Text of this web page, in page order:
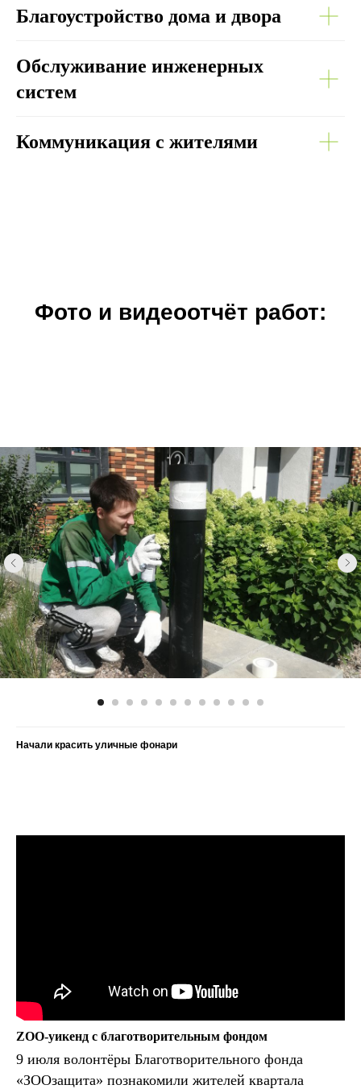
Благоустройство дома и двора
Обслуживание инженерных
систем
Коммуникация с жителями
Фото и видеоотчёт работ:
Начали красить уличные фонари
ZOO-уикенд с благотворительным фондом
9 июля волонтёры Благотворительного фонда
«ЗООзащита» познакомили жителей квартала